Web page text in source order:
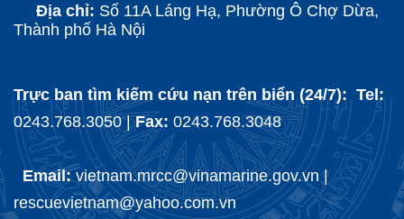
Địa chỉ: Số 11A Láng Hạ, Phường Ô Chợ Dừa,
Thành phố Hà Nội
Trực ban tìm kiếm cứu nạn trên biển (24/7): Tel:
0243.768.3050 |Fax: 0243.768.3048
Email:vietnam.mrcc@vinamarine.gov.vn |
rescuevietnam@yahoo.com.vn